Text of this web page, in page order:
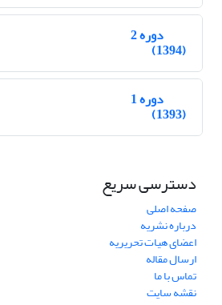
دوره 2
(1394)
دوره 1
(1393)
دسترسی سریع
صفحه اصلی
درباره نشریه
اعضای هیات تحریریه
ارسال مقاله
تماس با ما
نقشه سایت